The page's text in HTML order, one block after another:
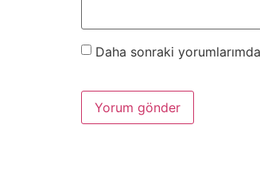
Daha sonraki